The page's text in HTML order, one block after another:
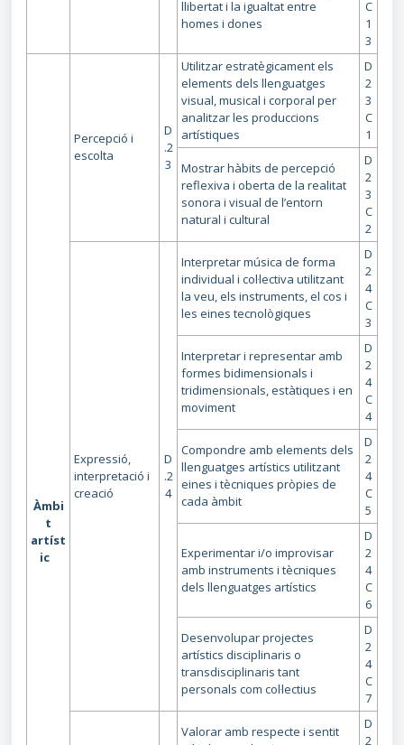
llibertat i la igualtat entre
homes i dones
C
1
3
Àmbi
t
artíst
ic
Percepció i
escolta
D
.2
3
Utilitzar estratègicament els
elements dels llenguatges
visual, musical i corporal per
analitzar les produccions
artístiques
D
2
3
C
1
Mostrar hàbits de percepció
reflexiva i oberta de la realitat
sonora i visual de l’entorn
natural i cultural
D
2
3
C
2
Expressió,
interpretació i
creació
D
.2
4
Interpretar música de forma
individual i col·lectiva utilitzant
la veu, els instruments, el cos i
les eines tecnològiques
D
2
4
C
3
Interpretar i representar amb
formes bidimensionals i
tridimensionals, estàtiques i en
moviment
D
2
4
C
4
Compondre amb elements dels
llenguatges artístics utilitzant
eines i tècniques pròpies de
cada àmbit
D
2
4
C
5
Experimentar i/o improvisar
amb instruments i tècniques
dels llenguatges artístics
D
2
4
C
6
Desenvolupar projectes
artístics disciplinaris o
transdisciplinaris tant
personals com col·lectius
D
2
4
C
7
Valorar amb respecte i sentit
D
2